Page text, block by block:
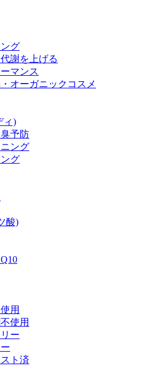
グ
謝を上げる
マンス
オーガニックコスメ
ィ)
予防
ング
グ
酸)
用
使用
ー
ト済